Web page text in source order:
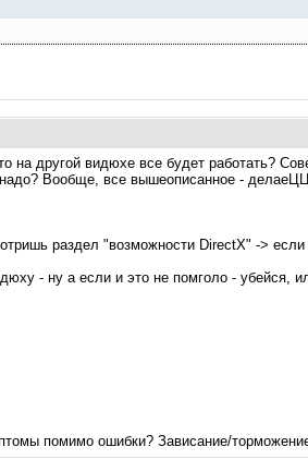
другой видюхе все будет работать?
Вообще, все вышеописанное -
раздел "возможности DirectX" ->
- ну а если и это не помголо - убейся,
помимо ошибки? Зависание/